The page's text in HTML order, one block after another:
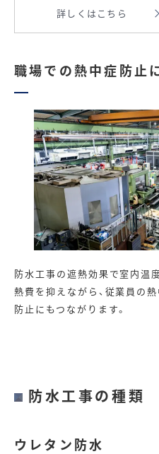
詳しくはこちら
職場での熱中症防止
防水工事の遮熱効果で室内温
熱費を抑えながら、従業員の
防止にもつながります。
防水工事の種類
ウレタン防水